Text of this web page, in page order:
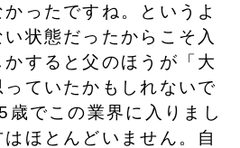
ったですね。というよ
状態だったからこそ入
すると父のほうが「大
ていたかもしれないで
歳でこの業界に入りまし
ほとんどいません。自